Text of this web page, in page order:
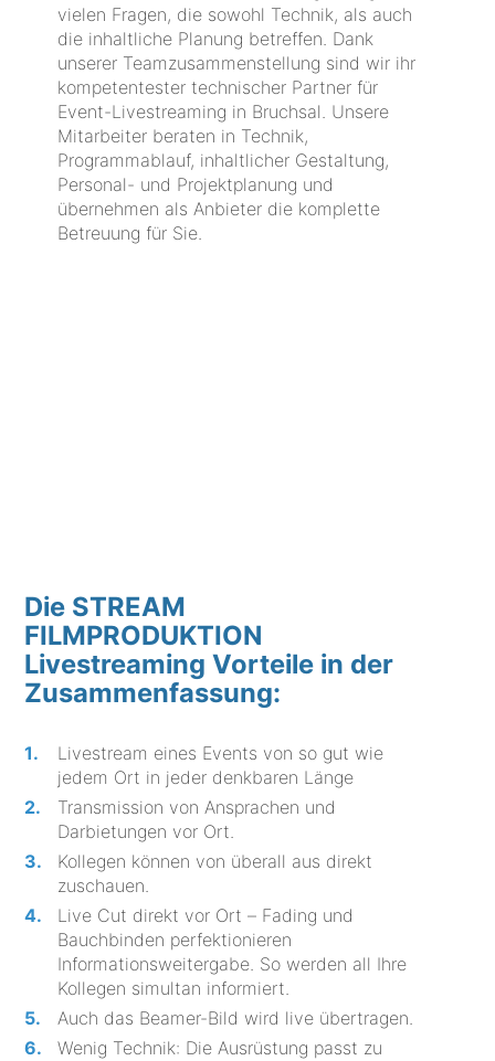
vielen Fragen, die sowohl Technik, als auch
die inhaltliche Planung betreffen. Dank
unserer Teamzusammenstellung sind wir ihr
kompetentester technischer Partner für
Event-Livestreaming in Bruchsal. Unsere
Mitarbeiter beraten in Technik,
Programmablauf, inhaltlicher Gestaltung,
Personal- und Projektplanung und
übernehmen als Anbieter die komplette
Betreuung für Sie.
Die STREAM
FILMPRODUKTION
Livestreaming Vorteile in der
Zusammenfassung:
Livestream eines Events von so gut wie
jedem Ort in jeder denkbaren Länge
Transmission von Ansprachen und
Darbietungen vor Ort.
Kollegen können von überall aus direkt
zuschauen.
Live Cut direkt vor Ort – Fading und
Bauchbinden perfektionieren
Informationsweitergabe. So werden all Ihre
Kollegen simultan informiert.
Auch das Beamer-Bild wird live übertragen.
Wenig Technik: Die Ausrüstung passt zu